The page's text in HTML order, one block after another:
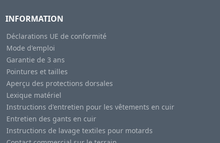
INFORMATION
Déclarations UE de conformité
Mode d'emploi
Garantie de 3 ans
Pointures et tailles
Aperçu des protections dorsales
Lexique matériel
Instructions d'entretien pour les vêtements en cuir
Entretien des gants en cuir
Instructions de lavage textiles pour motards